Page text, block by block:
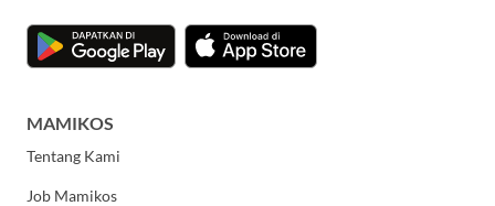
MAMIKOS
Tentang Kami
Job Mamikos